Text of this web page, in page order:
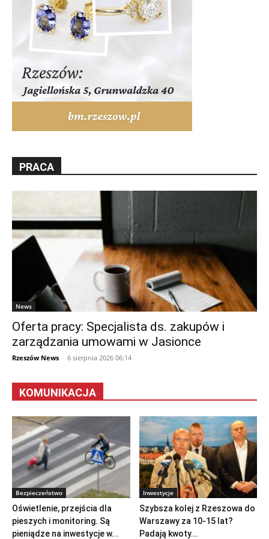
PRACA
News
Oferta pracy: Specjalista ds. zakupów i
zarządzania umowami w Jasionce
Rzeszów News - 6 sierpnia 2026 06:14
KOMUNIKACJA
Bezpieczeństwo
Oświetlenie, przejścia dla
pieszych i monitoring. Są
pieniądze na inwestycje w...
Inwestycje
Szybsza kolej z Rzeszowa do
Warszawy za 10-15 lat?
Padają kwoty...